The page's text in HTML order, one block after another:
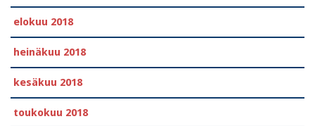
elokuu 2018
heinäkuu 2018
kesäkuu 2018
toukokuu 2018